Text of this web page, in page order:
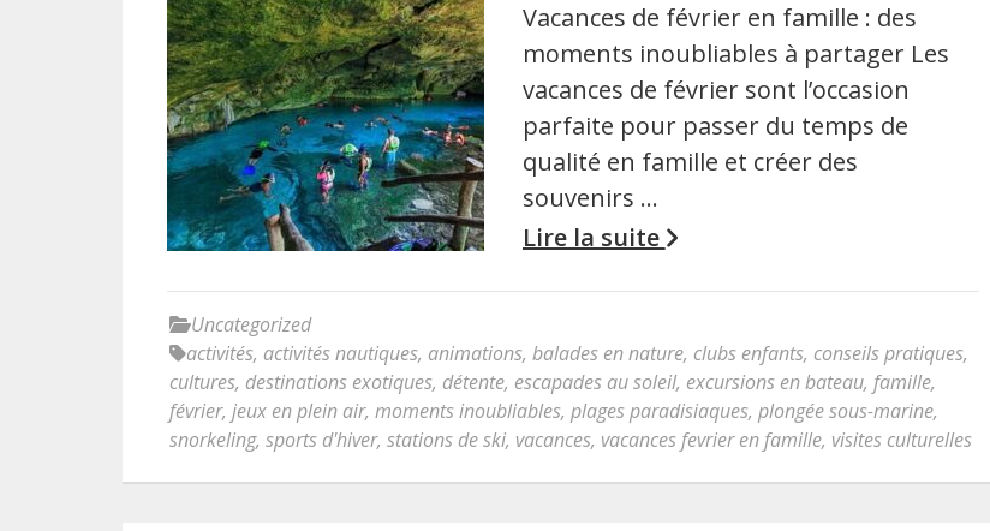
Vacances de février en famille : des
moments inoubliables à partager Les
vacances de février sont l’occasion
parfaite pour passer du temps de
qualité en famille et créer des
souvenirs …
Lire la suite
Uncategorized
activités, activités nautiques, animations, balades en nature, clubs enfants, conseils pratiques,
cultures, destinations exotiques, détente, escapades au soleil, excursions en bateau, famille,
février, jeux en plein air, moments inoubliables, plages paradisiaques, plongée sous-marine,
snorkeling, sports d'hiver, stations de ski, vacances, vacances fevrier en famille, visites culturelles